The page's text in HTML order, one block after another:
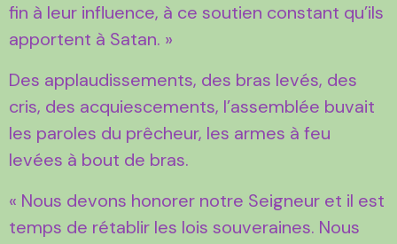
fin à leur influence, à ce soutien constant qu’ils
apportent à Satan. »
Des applaudissements, des bras levés, des
cris, des acquiescements, l’assemblée buvait
les paroles du prêcheur, les armes à feu
levées à bout de bras.
« Nous devons honorer notre Seigneur et il est
temps de rétablir les lois souveraines. Nous